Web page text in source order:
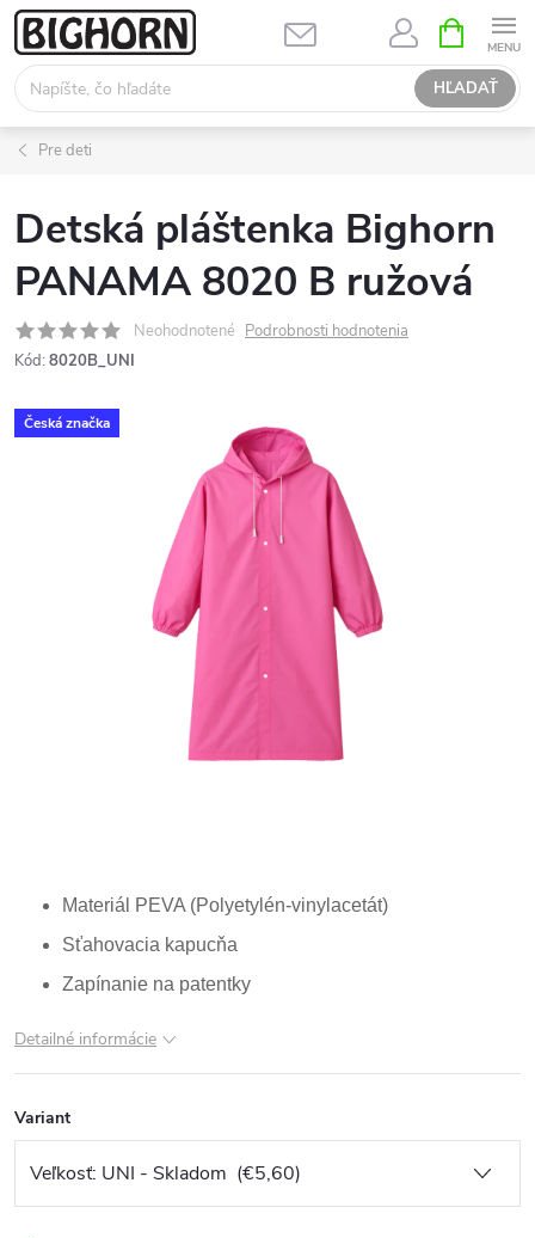
Prejsť
na
obsah
HĽADAŤ
KOŠÍK
Pre deti
Detská pláštenka Bighorn
PANAMA 8020 B ružová
Neohodnotené Podrobnosti hodnotenia
Kód: 8020B_UNI
Česká značka
Materiál PEVA (Polyetylén-vinylacetát)
Sťahovacia kapucňa
Zapínanie na patentky
Detailné informácie
Variant